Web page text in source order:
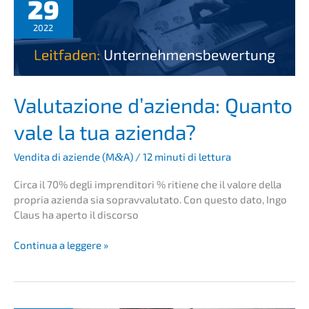
en­
e
diffe­
con
il
signing
29
2022
Valuta­zio­ne d’azi­en­da: Quanto
vale la tua azienda?
Vendita di azien­de (M&A) / 12 minuti di lettura
Circa il 70% degli impren­di­to­ri % ritiene che il valore della
propria azien­da sia sopravva­lu­ta­to. Con questo dato, Ingo
Claus ha aperto il discorso
Valuta­
Conti­nua a leggere »